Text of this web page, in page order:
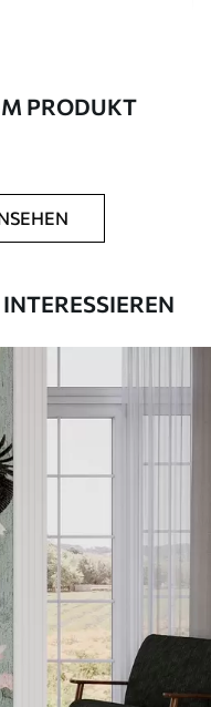
geliefert.
werden.
Lackbeschichtung
gereinigt werden.
PRODUKT